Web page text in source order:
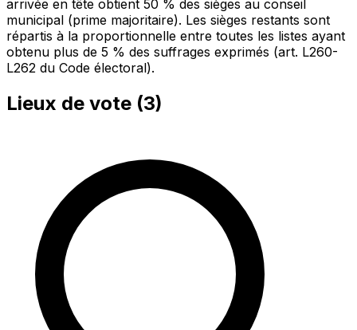
arrivée en tête obtient 50 % des sièges au conseil
municipal (prime majoritaire). Les sièges restants sont
répartis à la proportionnelle entre toutes les listes ayant
obtenu plus de 5 % des suffrages exprimés (art. L260-
L262 du Code électoral).
Lieux de vote (3)